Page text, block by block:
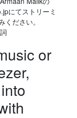
にてストリーミ
ださい。
or